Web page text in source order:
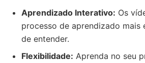
Aprendizado Interativo: Os
processo de aprendizado mais
de entender.
Flexibilidade: Aprenda no seu